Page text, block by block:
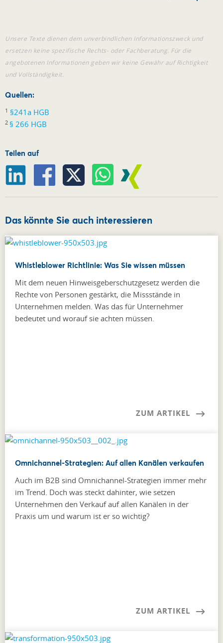
Unsere Texte dienen dem unverbindlichen Informationszweck und
ersetzen keine spezifische Rechts- oder Fachberatung. Für die
angebotenen Informationen geben wir keine Gewähr auf Richtigkeit
und Vollständigkeit.
Quellen:
1 §241a HGB
2 § 266 HGB
Teilen auf
Das könnte Sie auch interessieren
Whistleblower Richtlinie: Was Sie wissen müssen
Mit dem neuen Hinweisgeberschutzgesetz werden die
Rechte von Personen gestärkt, die Missstände in
Unternehmen melden. Was das für Unternehmer
bedeutet und worauf sie achten müssen.
ZUM ARTIKEL
Omnichannel-Strategien: Auf allen Kanälen verkaufen
Auch im B2B sind Omnichannel-Strategien immer mehr
im Trend. Doch was steckt dahinter, wie setzen
Unternehmen den Verkauf auf allen Kanälen in der
Praxis um und warum ist er so wichtig?
ZUM ARTIKEL